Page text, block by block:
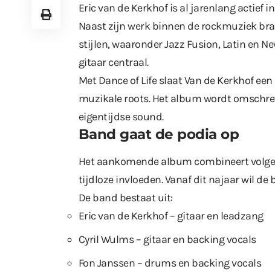
Eric van de Kerkhof is al jarenlang actief
Naast zijn werk binnen de rockmuziek
stijlen, waaronder Jazz Fusion, Latin en
gitaar centraal.
Met Dance of Life slaat Van de Kerkhof
muzikale roots. Het album wordt
eigentijdse sound.
Band gaat de podia op
Het aankomende album combineert
tijdloze invloeden. Vanaf dit najaar wil de
De band bestaat uit:
Eric van de Kerkhof – gitaar en leadzang
Cyril Wulms – gitaar en backing vocals
Fon Janssen – drums en backing vocals